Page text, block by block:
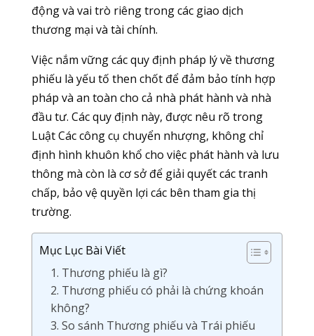
động và vai trò riêng trong các giao dịch
thương mại và tài chính.
Việc nắm vững các quy định pháp lý về thương
phiếu là yếu tố then chốt để đảm bảo tính hợp
pháp và an toàn cho cả nhà phát hành và nhà
đầu tư. Các quy định này, được nêu rõ trong
Luật Các công cụ chuyển nhượng, không chỉ
định hình khuôn khổ cho việc phát hành và lưu
thông mà còn là cơ sở để giải quyết các tranh
chấp, bảo vệ quyền lợi các bên tham gia thị
trường.
Mục Lục Bài Viết
1. Thương phiếu là gì?
2. Thương phiếu có phải là chứng khoán
không?
3. So sánh Thương phiếu và Trái phiếu